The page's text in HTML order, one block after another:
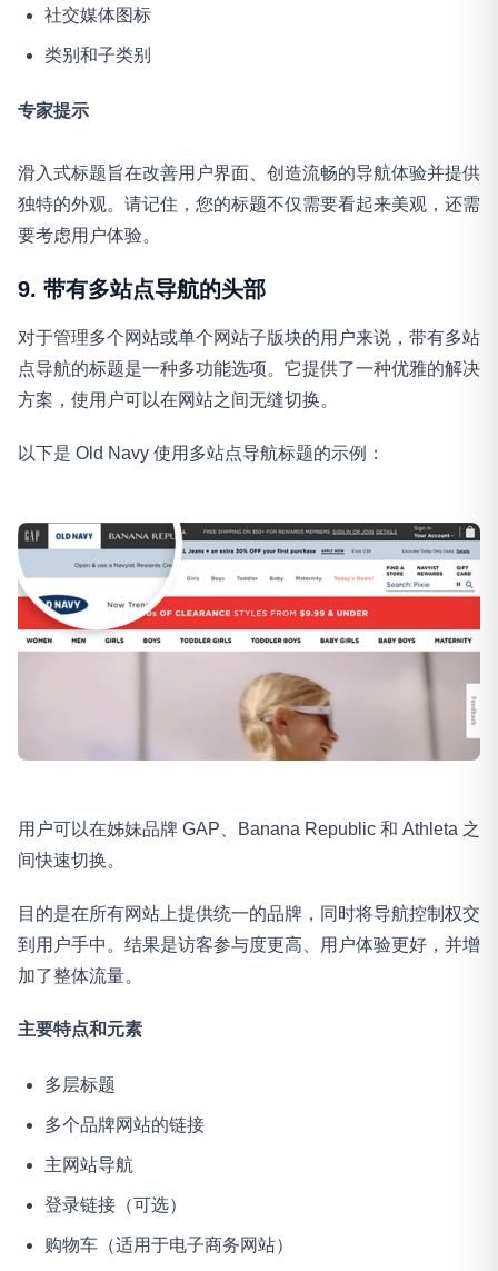
社交媒体图标
类别和子类别
专家提示
滑入式标题旨在改善用户界面、创造流畅的导航体验并提供
独特的外观。请记住，您的标题不仅需要看起来美观，还需
要考虑用户体验。
9. 带有多站点导航的头部
对于管理多个网站或单个网站子版块的用户来说，带有多站
点导航的标题是一种多功能选项。它提供了一种优雅的解决
方案，使用户可以在网站之间无缝切换。
以下是 Old Navy 使用多站点导航标题的示例：
用户可以在姊妹品牌 GAP、Banana Republic 和 Athleta 之
间快速切换。
目的是在所有网站上提供统一的品牌，同时将导航控制权交
到用户手中。结果是访客参与度更高、用户体验更好，并增
加了整体流量。
主要特点和元素
多层标题
多个品牌网站的链接
主网站导航
登录链接（可选）
购物车（适用于电子商务网站）